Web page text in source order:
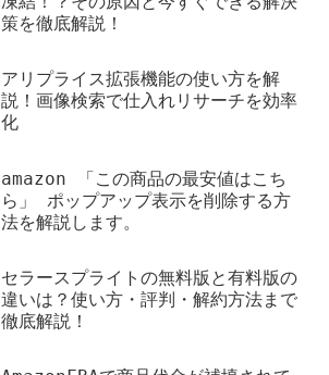
策を徹底解説！
アリプライス拡張機能の使い方を解
説！画像検索で仕入れリサーチを効率
化
amazon 「この商品の最安値はこち
ら」 ポップアップ表示を削除する方
法を解説します。
セラースプライトの無料版と有料版の
違いは？使い方・評判・解約方法まで
徹底解説！